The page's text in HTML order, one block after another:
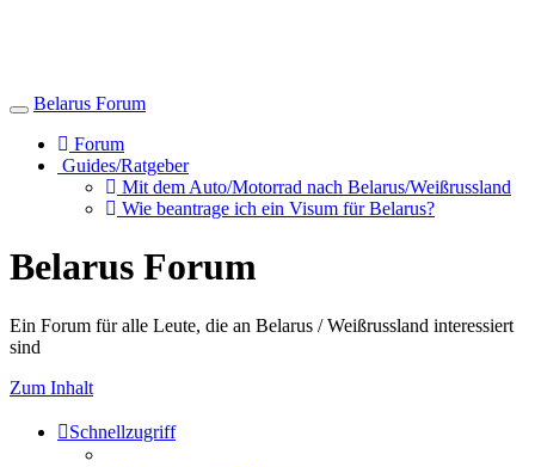
Toggle
navigation
Belarus Forum
Forum
Guides/Ratgeber
Mit dem Auto/Motorrad nach Belarus/Weißrussland
Wie beantrage ich ein Visum für Belarus?
Belarus Forum
Ein Forum für alle Leute, die an Belarus / Weißrussland interessiert
sind
Zum Inhalt
Schnellzugriff